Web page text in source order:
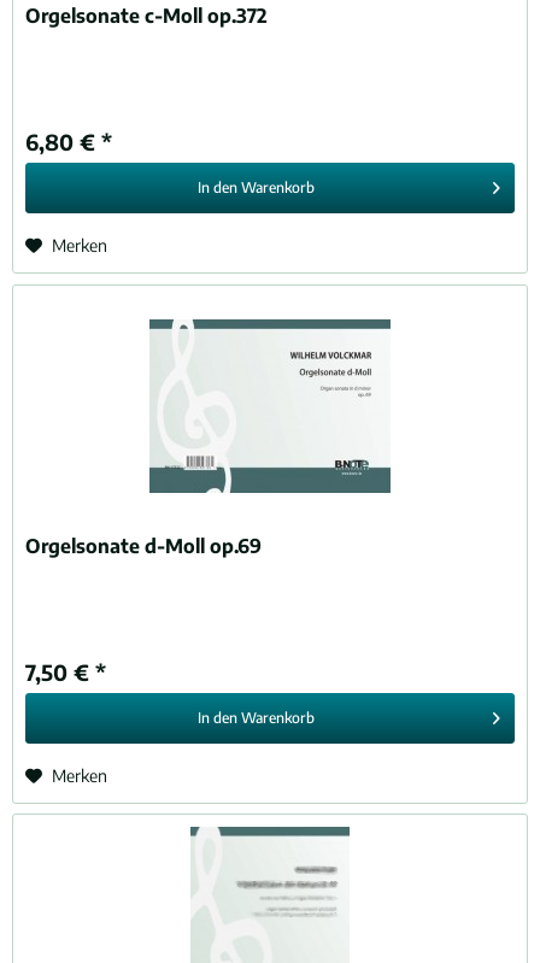
Orgelsonate c-Moll op.372
6,80 € *
In den Warenkorb
Merken
Orgelsonate d-Moll op.69
7,50 € *
In den Warenkorb
Merken